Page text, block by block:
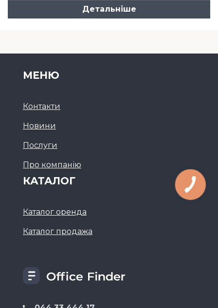
Детальніше
МЕНЮ
Контакти
Новини
Послуги
Про компанію
КАТАЛОГ
Каталог оренда
Каталог продажа